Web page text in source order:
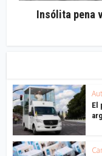
Insólita pena
El